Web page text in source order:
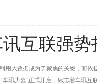
互联强
用大数据成为了聚焦的关键，而
讯力嘉”正式开启，标志着车讯